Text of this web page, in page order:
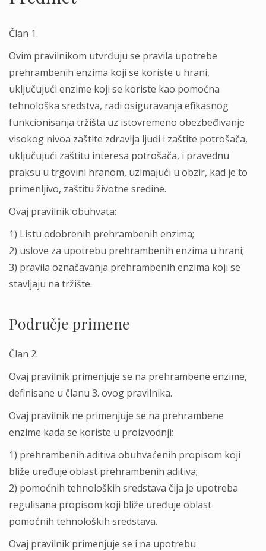
Član 1.
Ovim pravilnikom utvrđuju se pravila upotrebe
prehrambenih enzima koji se koriste u hrani,
uklјučujući enzime koji se koriste kao pomoćna
tehnološka sredstva, radi osiguravanja efikasnog
funkcionisanja tržišta uz istovremeno obezbeđivanje
visokog nivoa zaštite zdravlјa lјudi i zaštite potrošača,
uklјučujući zaštitu interesa potrošača, i pravednu
praksu u trgovini hranom, uzimajući u obzir, kad je to
primenlјivo, zaštitu životne sredine.
Ovaj pravilnik obuhvata:
1) Listu odobrenih prehrambenih enzima;
2) uslove za upotrebu prehrambenih enzima u hrani;
3) pravila označavanja prehrambenih enzima koji se
stavlјaju na tržište.
Područje primene
Član 2.
Ovaj pravilnik primenjuje se na prehrambene enzime,
definisane u članu 3. ovog pravilnika.
Ovaj pravilnik ne primenjuje se na prehrambene
enzime kada se koriste u proizvodnji:
1) prehrambenih aditiva obuhvaćenih propisom koji
bliže uređuje oblast prehrambenih aditiva;
2) pomoćnih tehnoloških sredstava čija je upotreba
regulisana propisom koji bliže uređuje oblast
pomoćnih tehnoloških sredstava.
Ovaj pravilnik primenjuje se i na upotrebu